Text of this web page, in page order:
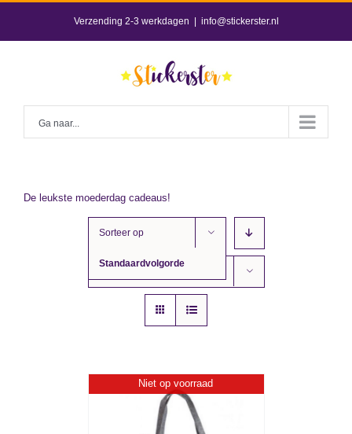
content
Verzending 2-3 werkdagen info@stickerster.nl
Ga naar...
De leukste moederdag cadeaus!
Sorteer op
Standaardvolgorde
12 producten
Niet op voorraad